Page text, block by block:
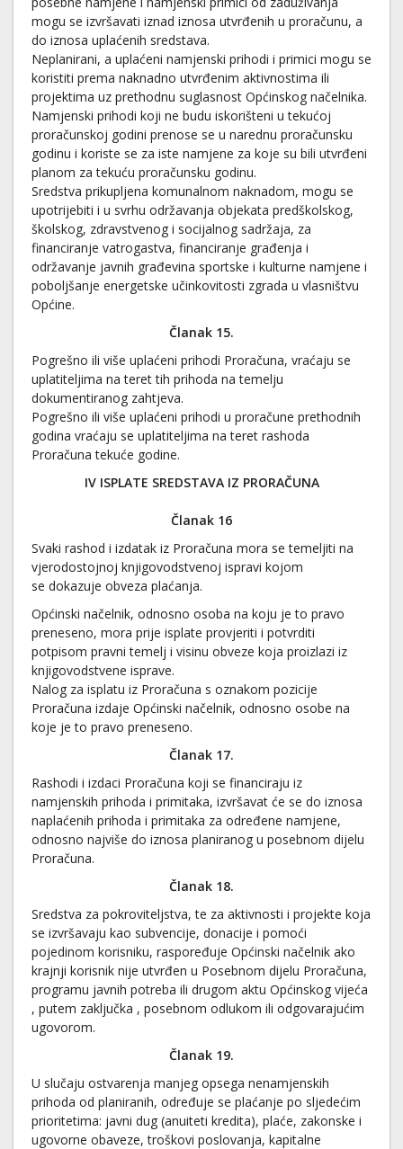
mogu se izvršavati iznad iznosa utvrđenih u proračunu, a
do iznosa uplaćenih sredstava.
Neplanirani, a uplaćeni namjenski prihodi i primici mogu se
koristiti prema naknadno utvrđenim aktivnostima ili
projektima uz prethodnu suglasnost Općinskog načelnika.
Namjenski prihodi koji ne budu iskorišteni u tekućoj
proračunskoj godini prenose se u narednu proračunsku
godinu i koriste se za iste namjene za koje su bili utvrđeni
planom za tekuću proračunsku godinu.
Sredstva prikupljena komunalnom naknadom, mogu se
upotrijebiti i u svrhu održavanja objekata predškolskog,
školskog, zdravstvenog i socijalnog sadržaja, za
financiranje vatrogastva, financiranje građenja i
održavanje javnih građevina sportske i kulturne namjene i
poboljšanje energetske učinkovitosti zgrada u vlasništvu
Općine.
Članak 15.
Pogrešno ili više uplaćeni prihodi Proračuna, vraćaju se
uplatiteljima na teret tih prihoda na temelju
dokumentiranog zahtjeva.
Pogrešno ili više uplaćeni prihodi u proračune prethodnih
godina vraćaju se uplatiteljima na teret rashoda
Proračuna tekuće godine.
IV ISPLATE SREDSTAVA IZ PRORAČUNA
Članak 16
Svaki rashod i izdatak iz Proračuna mora se temeljiti na
vjerodostojnoj knjigovodstvenoj ispravi kojom
se dokazuje obveza plaćanja.
Općinski načelnik, odnosno osoba na koju je to pravo
preneseno, mora prije isplate provjeriti i potvrditi
potpisom pravni temelj i visinu obveze koja proizlazi iz
knjigovodstvene isprave.
Nalog za isplatu iz Proračuna s oznakom pozicije
Proračuna izdaje Općinski načelnik, odnosno osobe na
koje je to pravo preneseno.
Članak 17.
Rashodi i izdaci Proračuna koji se financiraju iz
namjenskih prihoda i primitaka, izvršavat će se do iznosa
naplaćenih prihoda i primitaka za određene namjene,
odnosno najviše do iznosa planiranog u posebnom dijelu
Proračuna.
Članak 18.
Sredstva za pokroviteljstva, te za aktivnosti i projekte koja
se izvršavaju kao subvencije, donacije i pomoći
pojedinom korisniku, raspoređuje Općinski načelnik ako
krajnji korisnik nije utvrđen u Posebnom dijelu Proračuna,
programu javnih potreba ili drugom aktu Općinskog vijeća
, putem zaključka , posebnom odlukom ili odgovarajućim
ugovorom.
Članak 19.
U slučaju ostvarenja manjeg opsega nenamjenskih
prihoda od planiranih, određuje se plaćanje po sljedećim
prioritetima: javni dug (anuiteti kredita), plaće, zakonske i
ugovorne obaveze, troškovi poslovanja, kapitalne